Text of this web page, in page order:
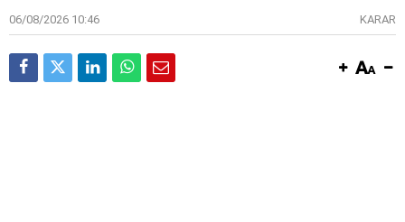
06/08/2026 10:46 KARAR